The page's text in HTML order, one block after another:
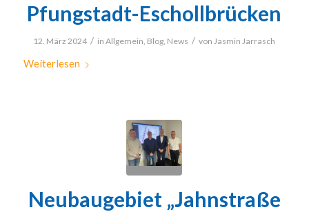
Pfungstadt-Eschollbrücken
12. März 2024 / inAllgemein, Blog, News / vonJasmin Jarrasch
Weiterlesen
Neubaugebiet „Jahnstraße